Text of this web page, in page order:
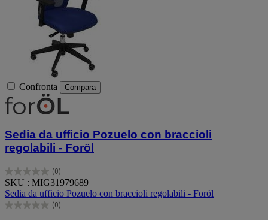
Confronta Compara
Sedia da ufficio Pozuelo con braccioli
regolabili - Foröl
(0)
0.0
su
5
stelle.
SKU : MIG31979689
Sedia da ufficio Pozuelo con braccioli regolabili - Foröl
(0)
0.0